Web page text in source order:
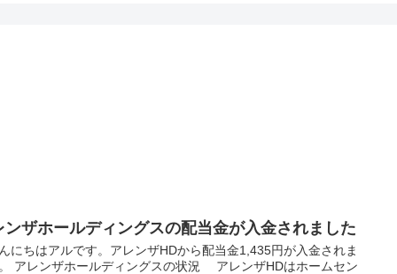
ンザホールディングスの配当金が入金されました
ちはアルです。アレンザHDから配当金1,435円が入金されま
アレンザホールディングスの状況 アレンザHDはホームセン